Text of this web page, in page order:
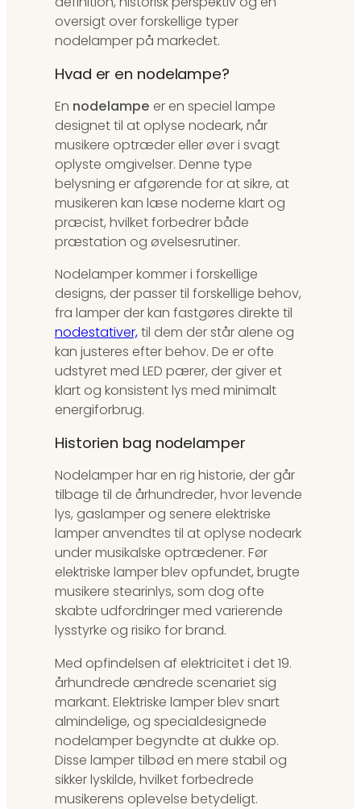
oversigt over forskellige typer
nodelamper på markedet.
Hvad er en nodelampe?
En nodelampe er en speciel lampe
designet til at oplyse nodeark, når
musikere optræder eller øver i svagt
oplyste omgivelser. Denne type
belysning er afgørende for at sikre, at
musikeren kan læse noderne klart og
præcist, hvilket forbedrer både
præstation og øvelsesrutiner.
Nodelamper kommer i forskellige
designs, der passer til forskellige behov,
fra lamper der kan fastgøres direkte til
nodestativer,til dem der står alene og
kan justeres efter behov. De er ofte
udstyret med LED pærer, der giver et
klart og konsistent lys med minimalt
energiforbrug.
Historien bag nodelamper
Nodelamper har en rig historie, der går
tilbage til de århundreder, hvor levende
lys, gaslamper og senere elektriske
lamper anvendtes til at oplyse nodeark
under musikalske optrædener. Før
elektriske lamper blev opfundet, brugte
musikere stearinlys, som dog ofte
skabte udfordringer med varierende
lysstyrke og risiko for brand.
Med opfindelsen af elektricitet i det 19.
århundrede ændrede scenariet sig
markant. Elektriske lamper blev snart
almindelige, og specialdesignede
nodelamper begyndte at dukke op.
Disse lamper tilbød en mere stabil og
sikker lyskilde, hvilket forbedrede
musikerens oplevelse betydeligt.